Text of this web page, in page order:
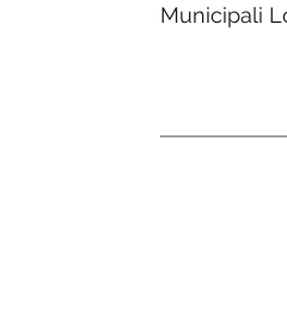
Municipali